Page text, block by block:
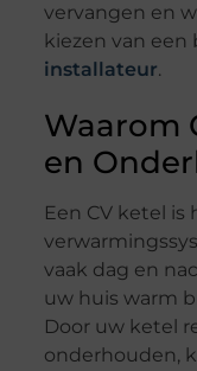
vervangen en
kiezen van een
installateur.
Waarom
en
Een CV ketel
vaak dag en
uw huis warm
Door uw ketel
onderhouden,